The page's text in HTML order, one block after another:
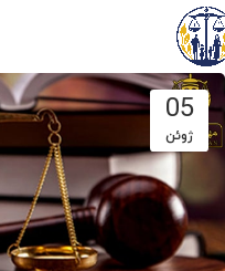
05
ژوئن